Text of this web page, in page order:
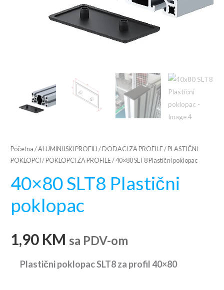
Početna /ALUMINIJSKI PROFILI / DODACI ZA PROFILE/ PLASTIČNI
POKLOPCI / POKLOPCI ZA PROFILE/ 40×80 SLT8 Plastični poklopac
40×80 SLT8 Plastični
poklopac
1,90 KM sa PDV-om
Plastični poklopac SLT8 za profil 40×80